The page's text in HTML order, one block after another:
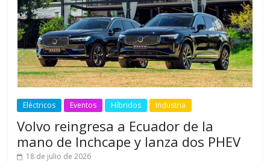
Eléctricos Eventos Híbridos Industria
Volvo reingresa a Ecuador de la
mano de Inchcape y lanza dos PHEV
18 de julio de 2026